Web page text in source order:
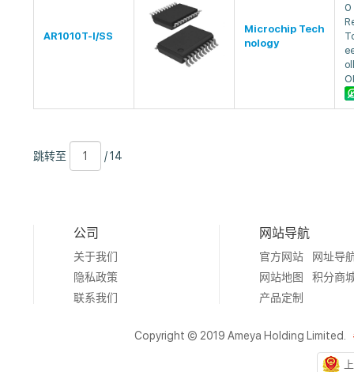
AR1010T-I/SS
Microchip Tech
nology
0
跳
转
跳转至
14
/ 14
公司
关于我们
隐私政策
联系我们
网站导航
官方网站
网址导
网站地图
积分商
产品定制
Copyright © 2019 Ameya Holding Limited.